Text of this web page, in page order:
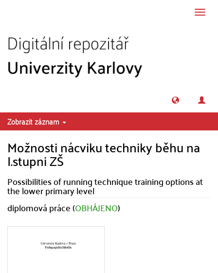
Zobrazit záznam
Možnosti nácviku techniky běhu na
I.stupni ZŠ
Possibilities of running technique training options at
the lower primary level
diplomová práce (OBHÁJENO)